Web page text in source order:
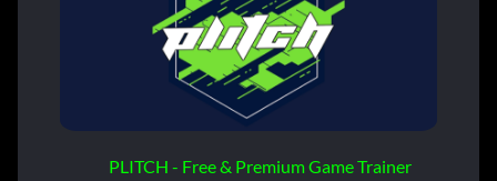
PLITCH - Free & Premium Game Trainer